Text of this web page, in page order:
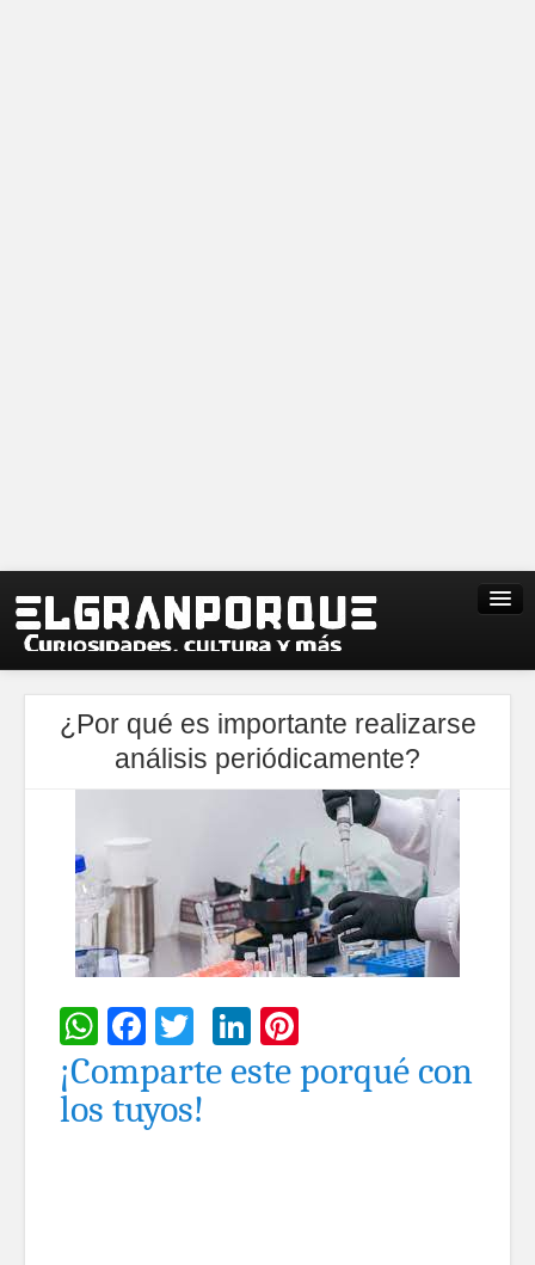
¿Por qué es importante realizarse
análisis periódicamente?
WhatsApp
Facebook
TwitterLinkedIn
¡Comparte este porqué con
los tuyos!